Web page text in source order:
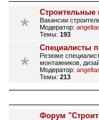
Строительные
Вакансии
Модератор:
Темы: 193
Специалисты
Резюме
монтажников,
Модератор:
Темы: 213
Форум